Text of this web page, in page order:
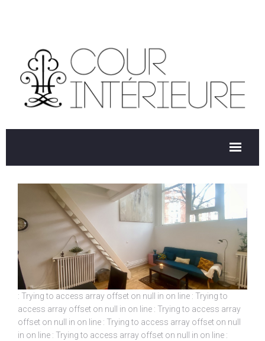
: Trying to access array offset on null in on line : Trying to
access array offset on null in on line : Trying to access array
offset on null in on line : Trying to access array offset on null
in on line : Trying to access array offset on null in on line :